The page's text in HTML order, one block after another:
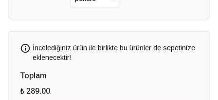
İncelediğiniz ürün ile birlikte bu ürünler de sepetinize
eklenecektir!
Toplam
₺ 289.00